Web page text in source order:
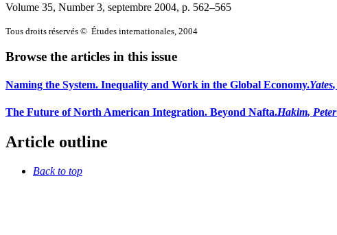
Volume 35, Number 3, septembre 2004, p. 562–565
Tous droits réservés © Études internationales, 2004
Browse the articles in this issue
Naming the System. Inequality and Work in the Global Economy.Yates
The Future of North American Integration. Beyond Nafta.Hakim,
Article outline
Back to top